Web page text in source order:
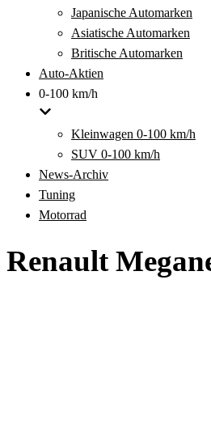
Japanische Automarken
Asiatische Automarken
Britische Automarken
Auto-Aktien
0-100 km/h
Kleinwagen 0-100 km/h
SUV 0-100 km/h
News-Archiv
Tuning
Motorrad
Renault